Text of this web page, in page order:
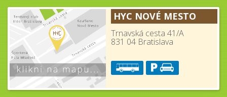
HYC NOVÉ MESTO
Trnavská cesta 41/A
831 04 Bratislava